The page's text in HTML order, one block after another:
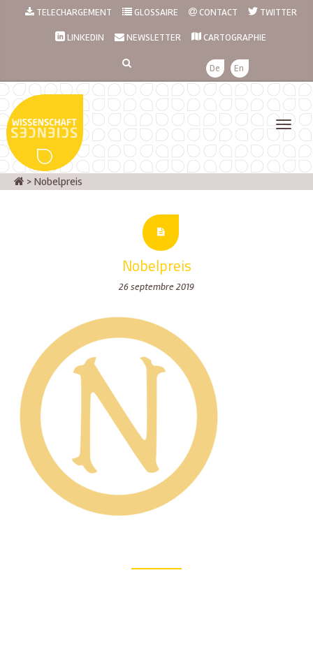
TELECHARGEMENT GLOSSAIRE CONTACT TWITTER
LINKEDIN NEWSLETTER CARTOGRAPHIE
De En
> Nobelpreis
Nobelpreis
26 septembre 2019